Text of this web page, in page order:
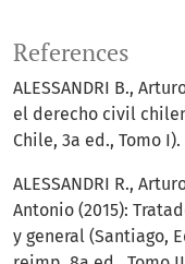
References
ALESSANDRI B.,
el derecho civil
Chile, 3a ed., Tomo I).
ALESSANDRI R.,
Antonio (2015):
y general (Santiago,